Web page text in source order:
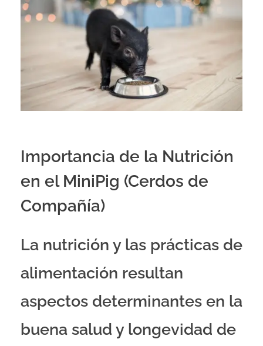
Importancia de la Nutrición
en el MiniPig (Cerdos de
Compañía)
La nutrición y las prácticas de
alimentación resultan
aspectos determinantes en la
buena salud y longevidad de